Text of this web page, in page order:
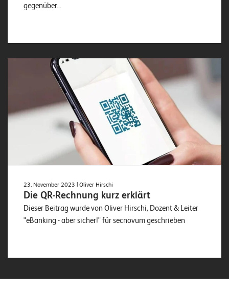
gegenüber...
23. November 2023 | Oliver Hirschi
Die QR-Rechnung kurz erklärt
Dieser Beitrag wurde von Oliver Hirschi, Dozent & Leiter
"eBanking - aber sicher!" für secnovum geschrieben